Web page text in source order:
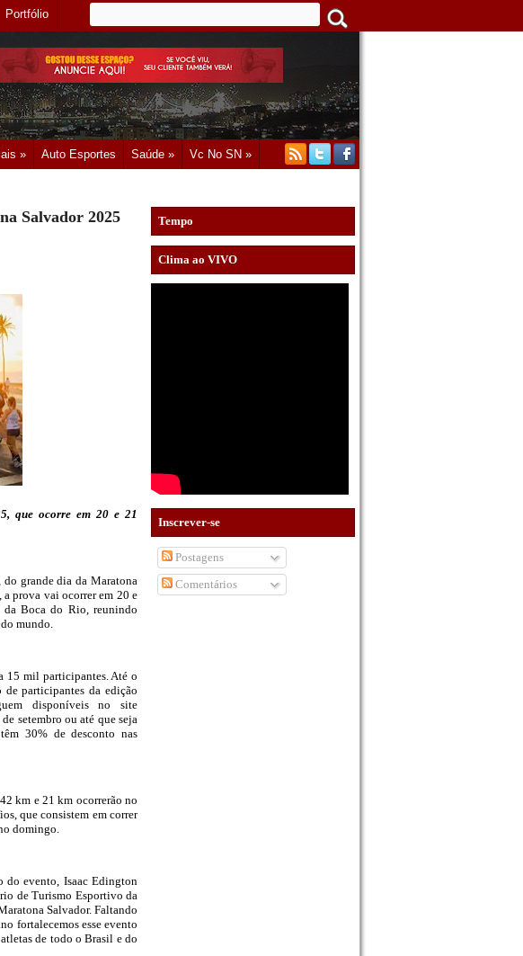
Portfólio
» Auto Esportes Saúde » Vc No SN »
Salvador 2025
que ocorre em 20 e 21
do grande dia da Maratona
prova vai ocorrer em 20 e
da Boca do Rio, reunindo
mundo.
15 mil participantes. Até o
de participantes da edição
disponíveis no site
setembro ou até que seja
30% de desconto nas
km e 21 km ocorrerão no
que consistem em correr
domingo.
do evento, Isaac Edington
de Turismo Esportivo da
Salvador. Faltando
fortalecemos esse evento
de todo o Brasil e do
Tempo
Clima ao VIVO
Inscrever-se
Postagens
Comentários